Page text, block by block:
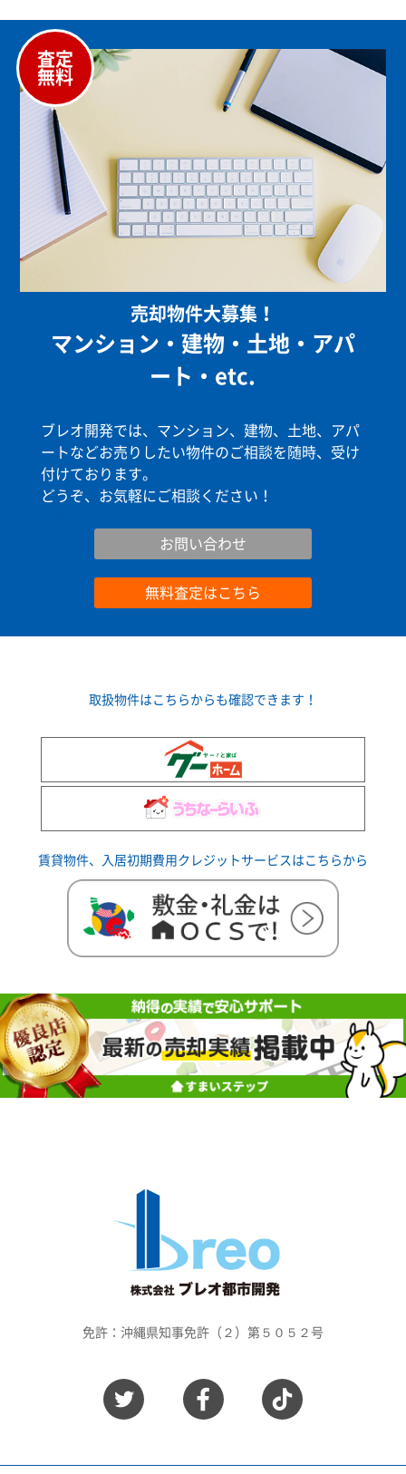
売却物件大募集！
マンション・建物・土地・アパ
ート・etc.
ブレオ開発では、マンション、建物、土地、アパ
ートなどお売りしたい物件のご相談を随時、受け
付けております。
どうぞ、お気軽にご相談ください！
査定
無料
お問い合わせ
無料査定はこちら
取扱物件はこちらからも確認できます！
賃貸物件、入居初期費用クレジットサービスはこちらから
免許：沖縄県知事免許（２）第５０５２号